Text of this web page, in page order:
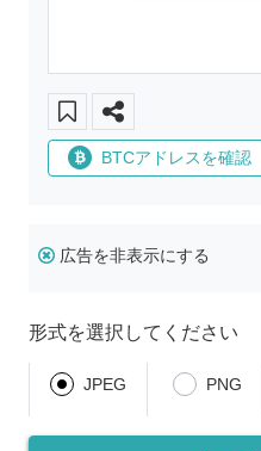
BTCアドレスを確認
広告を非表示にする
形式を選択してください
JPEG PNG